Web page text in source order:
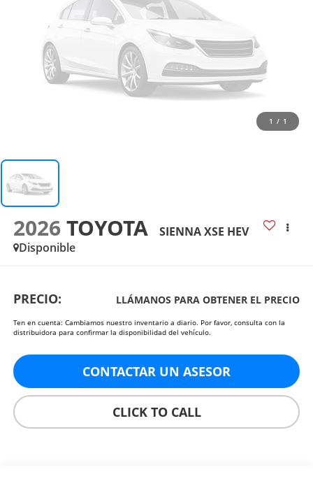
1 / 1
2026 TOYOTA
SIENNA XSE HEV
Disponible
PRECIO: LLÁMANOS PARA OBTENER EL PRECIO
Ten en cuenta: Cambiamos nuestro inventario a diario. Por favor, consulta con la
distribuidora para confirmar la disponibilidad del vehículo.
CONTACTAR UN ASESOR
CLICK TO CALL